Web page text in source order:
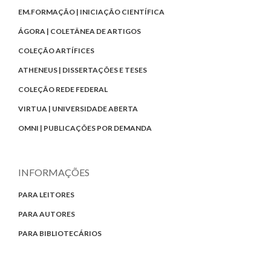
EM.FORMAÇÃO | INICIAÇÃO CIENTÍFICA
ÁGORA | COLETÂNEA DE ARTIGOS
COLEÇÃO ARTÍFICES
ATHENEUS | DISSERTAÇÕES E TESES
COLEÇÃO REDE FEDERAL
VIRTUA | UNIVERSIDADE ABERTA
OMNI | PUBLICAÇÕES POR DEMANDA
INFORMAÇÕES
PARA LEITORES
PARA AUTORES
PARA BIBLIOTECÁRIOS